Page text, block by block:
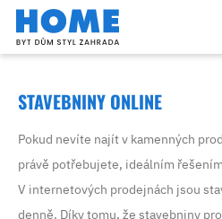
STAVEBNINY ONLINE
Pokud nevíte najít v kamenných
právě potřebujete, ideálním
V internetových prodejnách jsou
denně. Díky tomu, že stavebniny